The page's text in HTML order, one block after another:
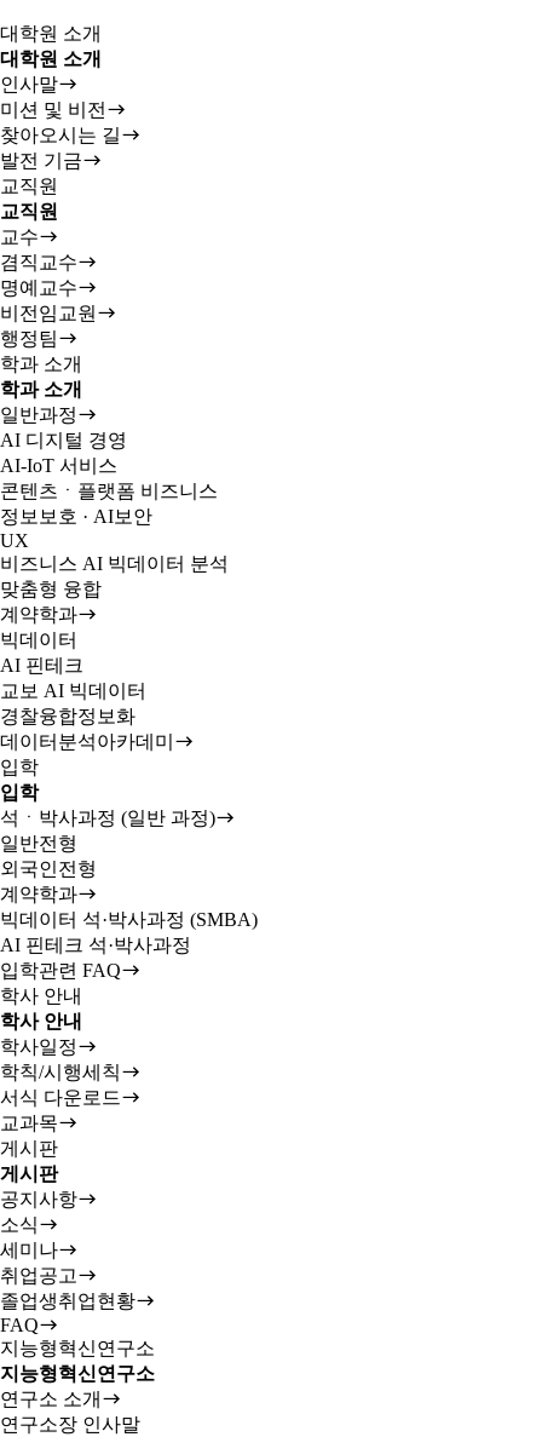
대학원 소개
대학원 소개
인사말
미션 및 비전
찾아오시는 길
발전 기금
교직원
교직원
교수
겸직교수
명예교수
비전임교원
행정팀
학과 소개
학과 소개
일반과정
AI 디지털 경영
AI-IoT 서비스
콘텐츠ㆍ플랫폼 비즈니스
정보보호 · AI보안
UX
비즈니스 AI 빅데이터 분석
맞춤형 융합
계약학과
빅데이터
AI 핀테크
교보 AI 빅데이터
경찰융합정보화
데이터분석아카데미
입학
입학
석ㆍ박사과정 (일반 과정)
일반전형
외국인전형
계약학과
빅데이터 석·박사과정 (SMBA)
AI 핀테크 석·박사과정
입학관련 FAQ
학사 안내
학사 안내
학사일정
학칙/시행세칙
서식 다운로드
교과목
게시판
게시판
공지사항
소식
세미나
취업공고
졸업생취업현황
FAQ
지능형혁신연구소
지능형혁신연구소
연구소 소개
연구소장 인사말